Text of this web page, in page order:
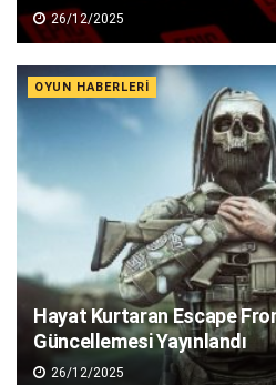
26/12/2025
OYUN HABERLERI
Hayat Kurtaran Escape
Güncellemesi Yayınlandı
26/12/2025